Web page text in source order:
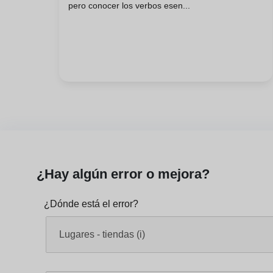
pero conocer los verbos esen...
¿Hay algún error o mejora?
¿Dónde está el error?